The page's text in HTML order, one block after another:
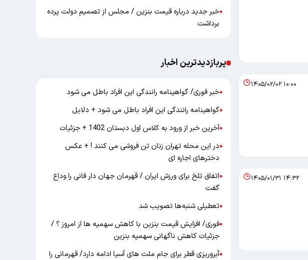
۱۴۰۵/۰۲/۰۲ ۱۰:۰۰
۱۴۰۵/۰۱/۳۱ ۱۴:۳۲
●خبر جدید درباره قیمت بنزین / مجلس از تصمیم دولت پرده
برداشت
پربازدیدترین اخبار
●خبر فوری/ گواهینامه رانندگی این افراد باطل می شود
●گواهینامه رانندگی این افراد باطل می شود + دلایل
●آخرین خبر از ورود به کلاس اول دبستان 1402 + جزئیات
●در این محله تهران زنان تن فروشی می کنند ! + عکس
دخترهای اجاره ای
●اتفاق تلخ برای ورزش ایران / قهرمان جهان دار فانی را وداع
گفت
●تعطیلی شنبه‌ها تصویب شد
●فوری/ افزایش قیمت بنزین با کاهش سهمیه ها از امروز ؟ /
جزئیات کاهش ناگهانی سهمیه بنزین
●آبروریزی قطر برای جام ملت های آسیا ادامه دارد/ قهرمانی را